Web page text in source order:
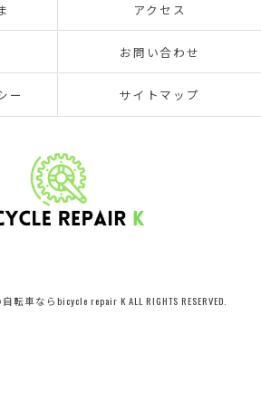
アクセス
お問い合わせ
ー サイトマップ
車ならbicycle repair K ALL RIGHTS RESERVED.